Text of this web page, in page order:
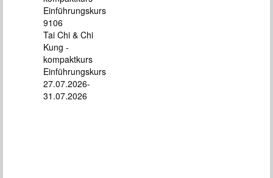
Einführungskurs
9106
Tai Chi & Chi
Kung -
kompaktkurs
Einführungskurs
27.07.2026-
31.07.2026